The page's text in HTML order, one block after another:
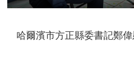
哈爾濱市方正縣委書記鄭